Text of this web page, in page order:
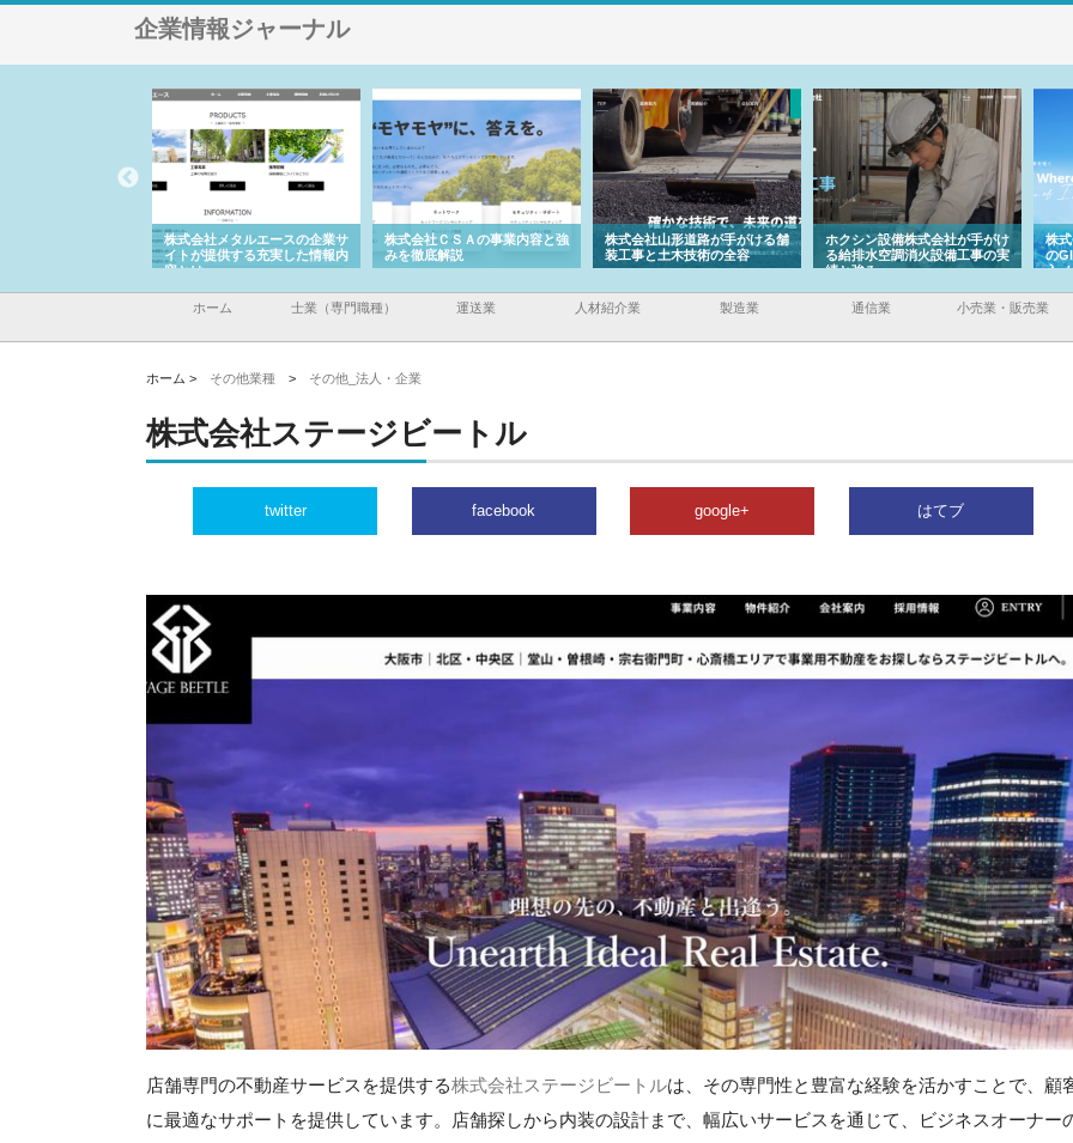
企業情報ジャーナル
株式会社メタルエースの企業サ
イトが提供する充実した情報内
容とは
株式会社ＣＳＡの事業内容と強
みを徹底解説
株式会社山形道路が手がける舗
装工事と土木技術の全容
ホクシン設備株式会社が手がけ
る給排水空調消火設備工事の実
績と強み
株
の
入
ホーム 士業（専門職種） 運送業 人材紹介業 製造業 通信業 小売業・販売業
ホーム > その他業種 > その他_法人・企業
株式会社ステージビートル
twitter facebook google+ はてブ
店舗専門の不動産サービスを提供する株式会社ステージビートルは、その専門性と豊富な経験を活かすことで、顧
に最適なサポートを提供しています。店舗探しから内装の設計まで、幅広いサービスを通じて、ビジネスオーナー